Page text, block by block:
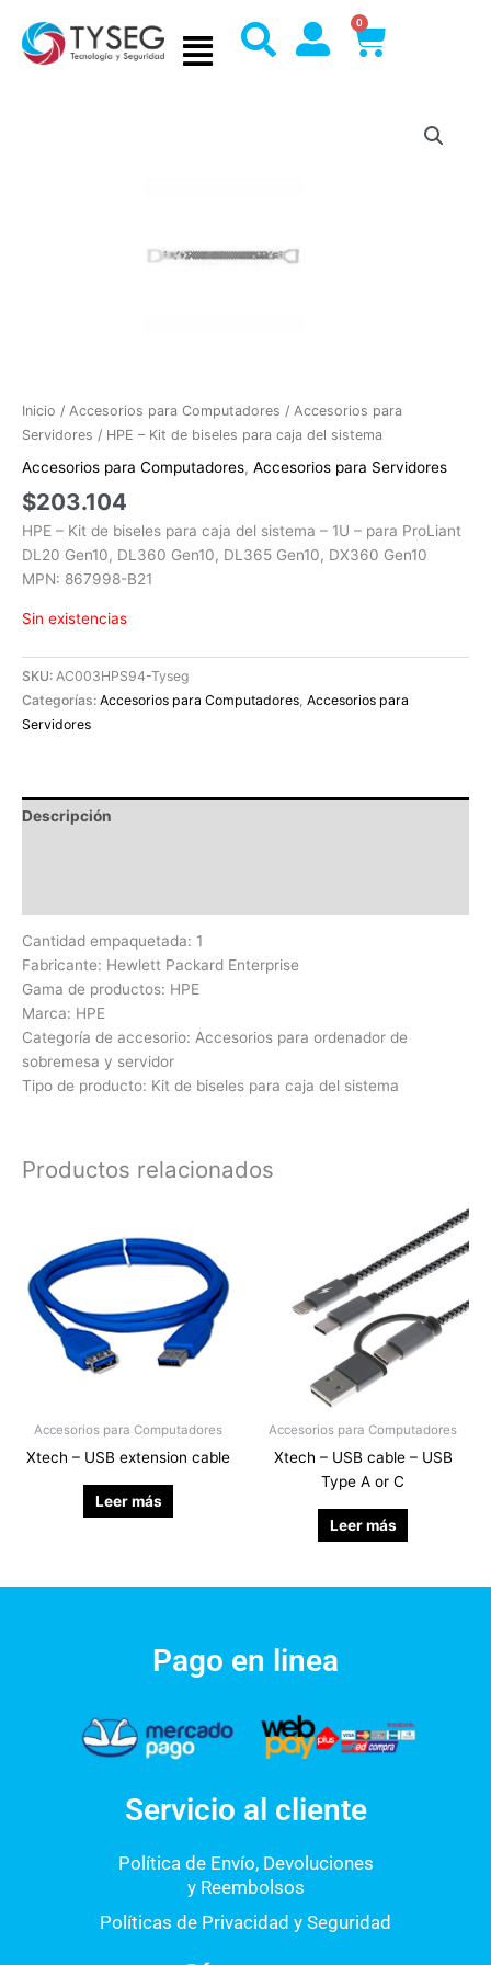
contenido
0
Cart
Inicio / Accesorios para Computadores / Accesorios para
Servidores / HPE – Kit de biseles para caja del sistema
Accesorios para Computadores, Accesorios para Servidores
$203.104
HPE – Kit de biseles para caja del sistema – 1U – para ProLiant
DL20 Gen10, DL360 Gen10, DL365 Gen10, DX360 Gen10
MPN: 867998-B21
Sin existencias
SKU: AC003HPS94-Tyseg
Categorías: Accesorios para Computadores Accesorios para
Servidores
Descripción
Cantidad empaquetada: 1
Fabricante: Hewlett Packard Enterprise
Gama de productos: HPE
Marca: HPE
Categoría de accesorio: Accesorios para ordenador de
sobremesa y servidor
Tipo de producto: Kit de biseles para caja del sistema
Productos relacionados
Accesorios para Computadores
Xtech – USB extension cable
Leer más
Accesorios para Computadores
Xtech – USB cable – USB
Type A or C
Leer más
Pago en linea
Servicio al cliente
Política de Envío, Devoluciones
y Reembolsos
Políticas de Privacidad y Seguridad